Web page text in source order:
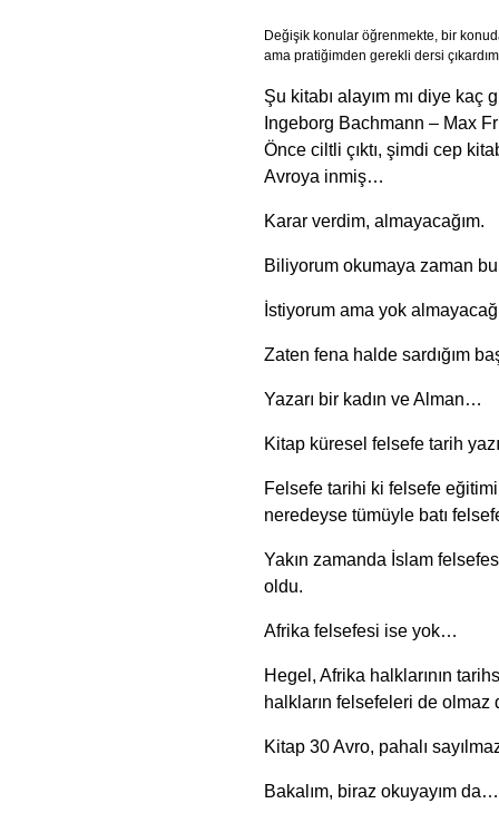
Değişik konular öğrenmekte, bir
ama pratiğimden gerekli dersi
Şu kitabı alayım mı diye
Ingeborg Bachmann – Max
Önce ciltli çıktı, şimdi cep
Avroya inmiş…
Karar verdim, almayacağım.
Biliyorum okumaya zaman
İstiyorum ama yok
Zaten fena halde sardığım
Yazarı bir kadın ve Alman…
Kitap küresel felsefe tarih
Felsefe tarihi ki felsefe
neredeyse tümüyle batı
Yakın zamanda İslam
oldu.
Afrika felsefesi ise yok…
Hegel, Afrika halklarının
halkların felsefeleri de
Kitap 30 Avro, pahalı
Bakalım, biraz okuyayım da…